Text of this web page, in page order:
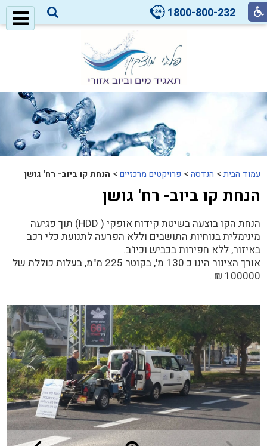
1800-800-232
עמוד הבית > הנדסה > פרויקטים מרכזיים > הנחת קו ביוב- רח' גושן
הנחת קו ביוב- רח' גושן
הנחת הקו בוצעה בשיטת קידוח אופקי ( HDD) תוך פגיעה
מינימלית בנוחיות התושבים וללא הפרעה לתנועת כלי רכב
באיזור, ללא חפירות בכביש וכיו'ב.
אורך הצינור הינו כ 130 מ', בקוטר 225 מ"מ, בעלות כוללת של
100000 ₪ .